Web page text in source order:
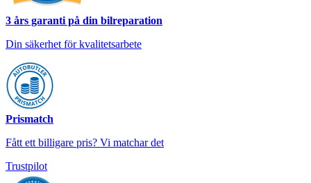
3 års garanti på din bilreparation
Din säkerhet för kvalitetsarbete
Prismatch
Fått ett billigare pris? Vi matchar det
Trustpilot